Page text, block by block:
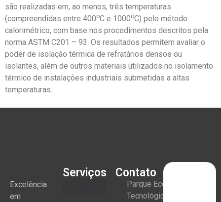
são realizadas em, ao menos, três temperaturas
(compreendidas entre 400oC e 1000oC) pelo método
calorimétrico, com base nos procedimentos descritos pela
norma ASTM C201 – 93. Os resultados permitem avaliar o
poder de isolação térmica de refratários densos ou
isolantes, além de outros materiais utilizados no isolamento
térmico de instalações industriais submetidas a altas
temperaturas.
Excelência
em
Serviços Contato
Parque Eco
Tecnológico